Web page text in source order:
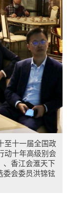
至十一届全国政
动十年高级别会
、香江会滙天下
委会委员洪锦铉